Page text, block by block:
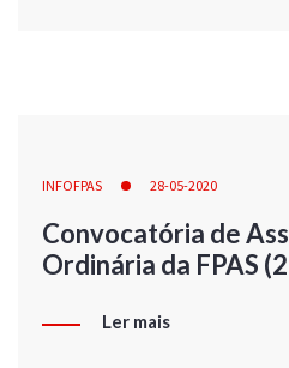
INFOFPAS 28-05-2020
Convocatória de
Ordinária da FPAS
Ler mais